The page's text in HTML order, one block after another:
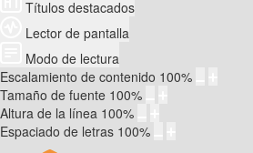
Títulos destacados
Lector de pantalla
Modo de lectura
Escalamiento de contenido 100%
Tamaño de fuente 100%
Altura de la línea 100%
Espaciado de letras 100%